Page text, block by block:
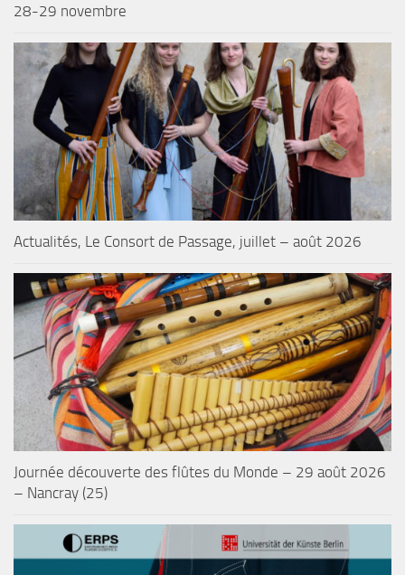
28-29 novembre
Actualités, Le Consort de Passage, juillet – août 2026
Journée découverte des flûtes du Monde – 29 août 2026
– Nancray (25)